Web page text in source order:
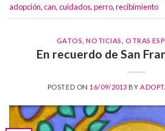
adopción,can,cuidados,perro,recibimiento
GATOS ,NOTICIAS ,OTRAS
En recuerdo de San
POSTED ON 16/09/2013 BY